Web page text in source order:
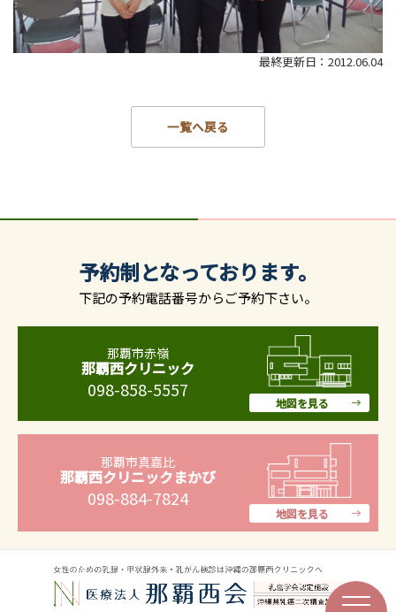
最終更新日：2012.06.04
一覧へ戻る
予約制となっております。
下記の予約電話番号からご予約下さい。
那覇市赤嶺
那覇西クリニック
098-858-5557
地図を見る
那覇市真嘉比
那覇西クリニックまかび
098-884-7824
地図を見る